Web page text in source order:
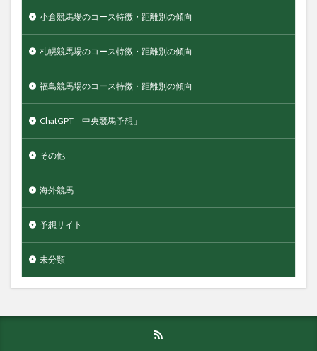
小倉競馬場のコース特徴・距離別の傾向
札幌競馬場のコース特徴・距離別の傾向
福島競馬場のコース特徴・距離別の傾向
ChatGPT「中央競馬予想」
その他
海外競馬
予想サイト
未分類